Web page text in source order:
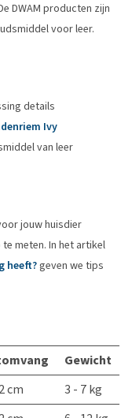
DWAM producten zijn
voor leer.
details
Ivy
van leer
jouw huisdier
meten. In het artikel
heeft?geven we tips
Gewicht
cm
3 - 7 kg